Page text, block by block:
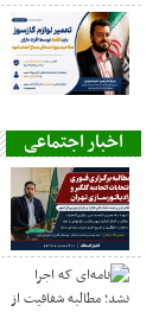
اخبار اجتماعی